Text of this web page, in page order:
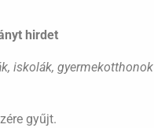
hirdet
iskolák, gyermekotthonok
gyűjt.